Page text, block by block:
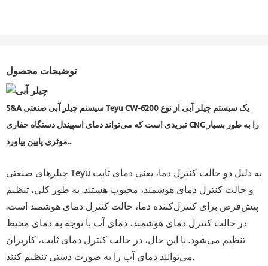
توضیحات محصول
S&A سیستم چیلر آبی صنعتی Teyu CW-6200 یک سیستم چیلر آبی از نوع
تبریدی است که می‌تواند دمای اسپیندل دستگاه حفاری CNC را به طور بسیار
موثری پایین بیاورد..
چیلرهای صنعتی Teyu به دلیل دو حالت کنترل دما، یعنی دمای ثابت
و حالت کنترل دمای هوشمند، محبوب هستند. به طور کلی، تنظیم
پیش‌فرض برای کنترل‌کننده دما، حالت کنترل دمای هوشمند است.
در حالت کنترل دمای هوشمند، دمای آب با توجه به دمای محیط
تنظیم می‌شود. با این حال، در حالت کنترل دمای ثابت، کاربران
می‌توانند دمای آب را به صورت دستی تنظیم کنند.